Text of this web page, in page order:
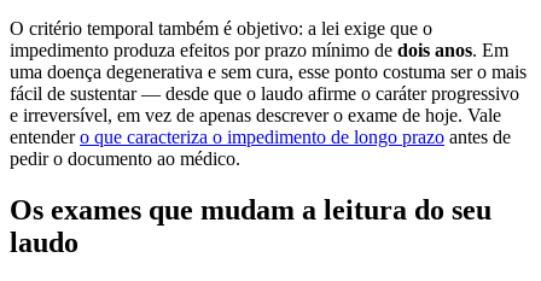
O critério temporal também é objetivo: a lei exige que o
impedimento produza efeitos por prazo mínimo de dois anos. Em
uma doença degenerativa e sem cura, esse ponto costuma ser o mais
fácil de sustentar — desde que o laudo afirme o caráter progressivo
e irreversível, em vez de apenas descrever o exame de hoje. Vale
entender o que caracteriza o impedimento de longo prazo antes de
pedir o documento ao médico.
Os exames que mudam a leitura do seu
laudo